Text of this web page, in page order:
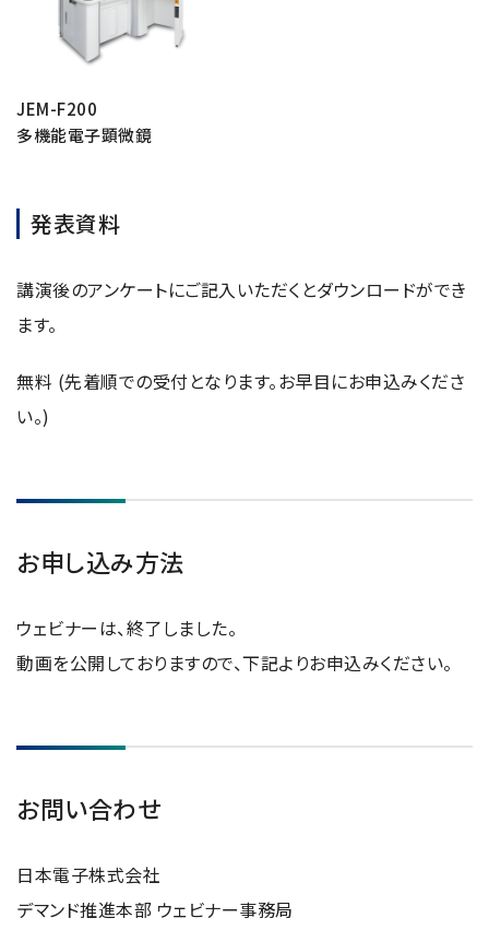
JEM-F200
多機能電子顕微鏡
発表資料
講演後のアンケートにご記入いただくとダウンロードができ
ます。
無料 (先着順での受付となります。お早目にお申込みくださ
い。)
お申し込み方法
ウェビナーは、終了しました。
動画を公開しておりますので、下記よりお申込みください。
お問い合わせ
日本電子株式会社
デマンド推進本部 ウェビナー事務局